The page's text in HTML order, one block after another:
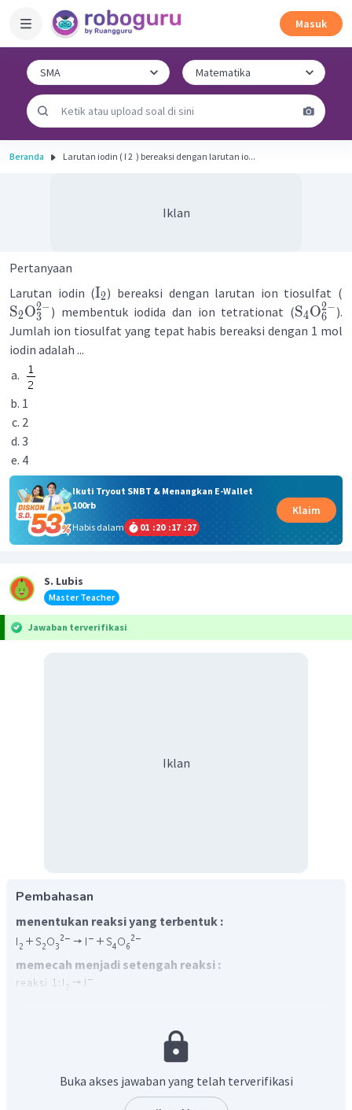
Masuk
Beranda Larutan iodin ( I 2 ​ ) bereaksi dengan larutan io...
Iklan
Pertanyaan
Larutan iodin (I2) bereaksi dengan larutan ion tiosulfat (
S2O3
2−) membentuk iodida dan ion tetrationat (S4O6
2−).
Jumlah ion tiosulfat yang tepat habis bereaksi dengan 1 mol
iodin adalah ...
1
2
3
4
Ikuti Tryout SNBT & Menangkan E-Wallet
100rb
Habis dalam
01 :20 :17 :27
Klaim
S. Lubis
Master Teacher
Jawaban terverifikasi
Iklan
Pembahasan
menentukan reaksi yang terbentuk :
memecah menjadi setengah reaksi :
menyetarakan jumlah muatan :
Buka akses jawaban yang telah terverifikasi